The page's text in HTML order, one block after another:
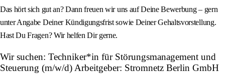
Das hört sich gut an? Dann freuen wir uns auf Deine Bewerbung – gern
unter Angabe Deiner Kündigungsfrist sowie Deiner Gehaltsvorstellung.
Hast Du Fragen? Wir helfen Dir gerne.
Wir suchen: Techniker*in für Störungsmanagement und
Steuerung (m/w/d) Arbeitgeber: Stromnetz Berlin GmbH